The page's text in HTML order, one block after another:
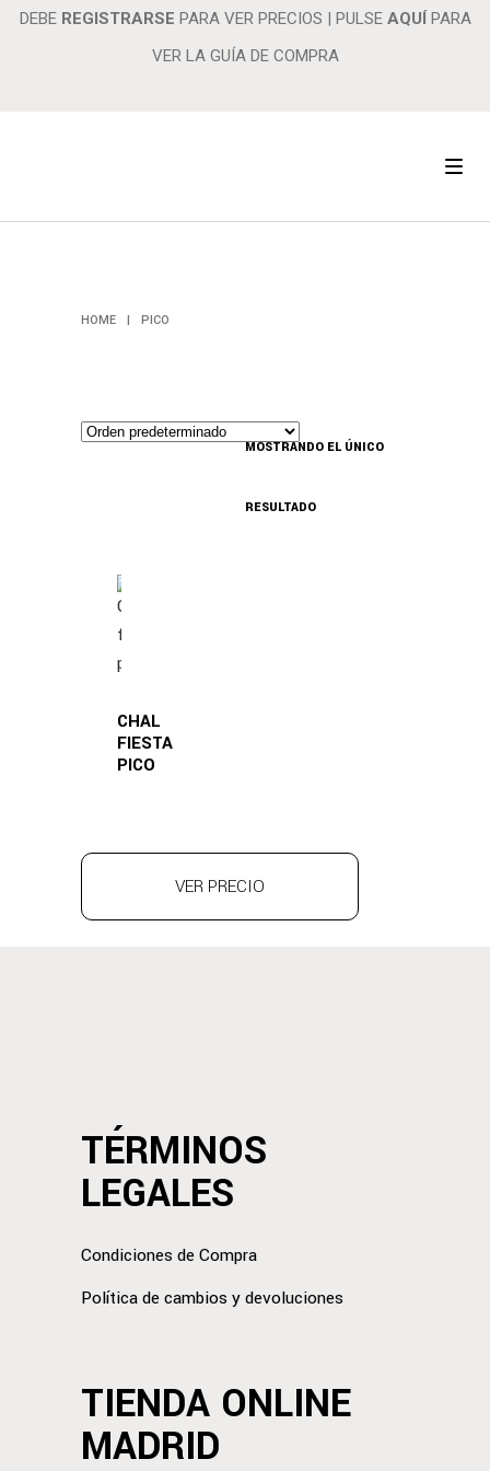
DEBE REGISTRARSE PARA VER PRECIOS | PULSE AQUÍ PARA
VER LA GUÍA DE COMPRA
HOME | PICO
MOSTRANDO EL ÚNICO
RESULTADO
CHAL
FIESTA
PICO
VER PRECIO
TÉRMINOS
LEGALES
Condiciones de Compra
Política de cambios y devoluciones
TIENDA ONLINE
MADRID